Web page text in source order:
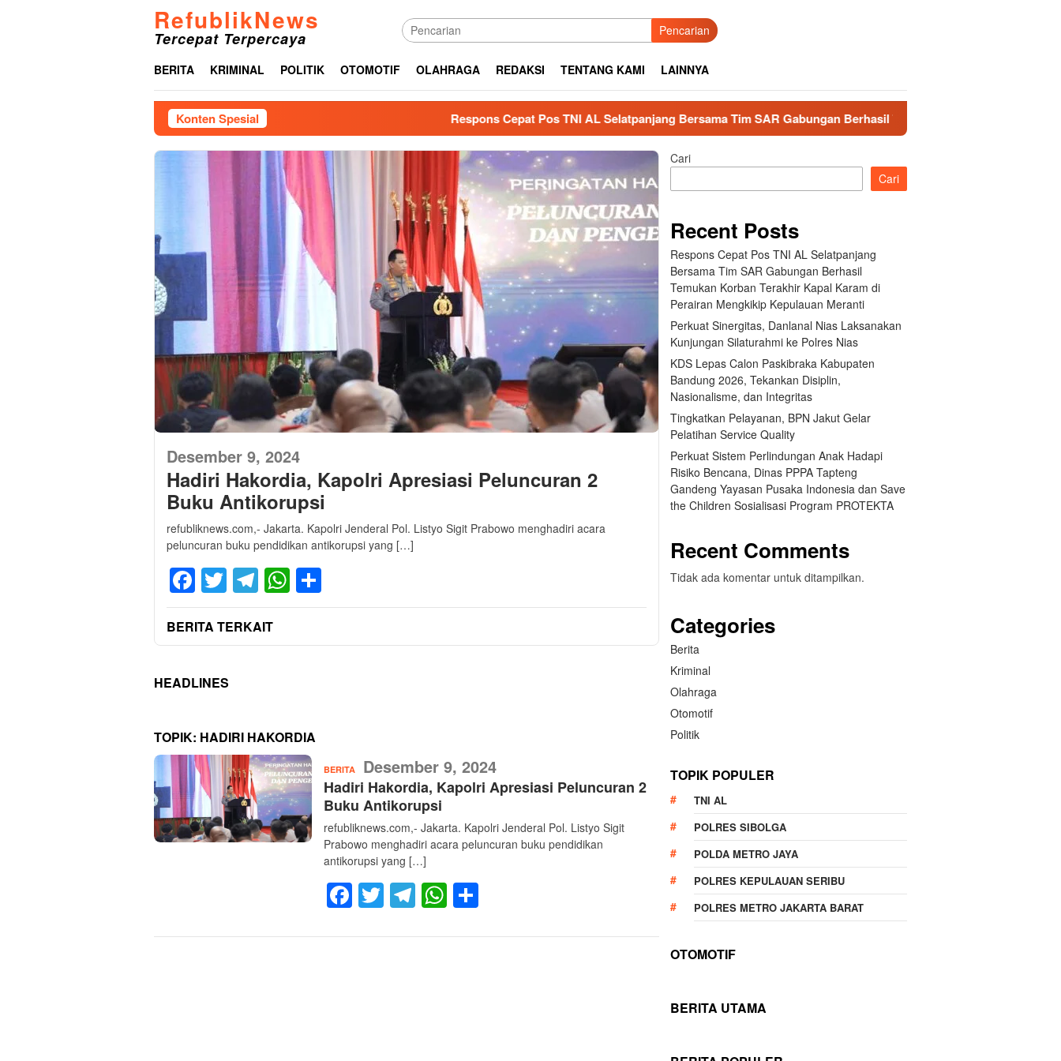
RefublikNews
Tercepat Terpercaya Pencarian
BERITA KRIMINAL POLITIK OTOMOTIF OLAHRAGA REDAKSI TENTANG KAMI LAINNYA
Konten Spesial Respons Cepat Pos TNI AL Selatpanjang Bersama Tim SAR Gabungan Berhasil Temukan Korban Terakhir Kapal Karam
Desember 9, 2024
Hadiri Hakordia, Kapolri Apresiasi Peluncuran 2
Buku Antikorupsi
refubliknews.com,- Jakarta. Kapolri Jenderal Pol. Listyo Sigit Prabowo menghadiri acara
peluncuran buku pendidikan antikorupsi yang […]
Facebook
Twitter
Telegram
WhatsApp
BERITA TERKAIT
HEADLINES
TOPIK: HADIRI HAKORDIA
BERITARefublikNews
Desember 9, 2024
Hadiri Hakordia, Kapolri Apresiasi Peluncuran 2
Buku Antikorupsi
refubliknews.com,- Jakarta. Kapolri Jenderal Pol. Listyo Sigit
Prabowo menghadiri acara peluncuran buku pendidikan
antikorupsi yang […]
Facebook
Twitter
Telegram
WhatsApp
Cari
Cari
Recent Posts
Respons Cepat Pos TNI AL Selatpanjang
Bersama Tim SAR Gabungan Berhasil
Temukan Korban Terakhir Kapal Karam di
Perairan Mengkikip Kepulauan Meranti
Perkuat Sinergitas, Danlanal Nias Laksanakan
Kunjungan Silaturahmi ke Polres Nias
KDS Lepas Calon Paskibraka Kabupaten
Bandung 2026, Tekankan Disiplin,
Nasionalisme, dan Integritas
Tingkatkan Pelayanan, BPN Jakut Gelar
Pelatihan Service Quality
Perkuat Sistem Perlindungan Anak Hadapi
Risiko Bencana, Dinas PPPA Tapteng
Gandeng Yayasan Pusaka Indonesia dan Save
the Children Sosialisasi Program PROTEKTA
Recent Comments
Tidak ada komentar untuk ditampilkan.
Categories
Berita
Kriminal
Olahraga
Otomotif
Politik
TOPIK POPULER
TNI AL
POLRES SIBOLGA
POLDA METRO JAYA
POLRES KEPULAUAN SERIBU
POLRES METRO JAKARTA BARAT
OTOMOTIF
BERITA UTAMA